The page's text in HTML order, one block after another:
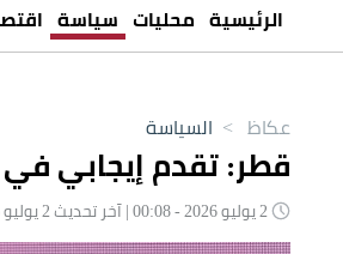
الرئيسية محليات سياسة
عكاظ > السياسة
قطر: تقدم إيجابي في